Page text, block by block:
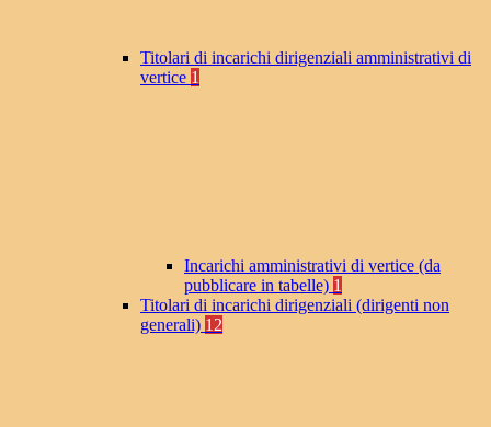
Titolari di incarichi dirigenziali amministrativi di
vertice 1
Incarichi amministrativi di vertice (da
pubblicare in tabelle) 1
Titolari di incarichi dirigenziali (dirigenti non
generali) 12